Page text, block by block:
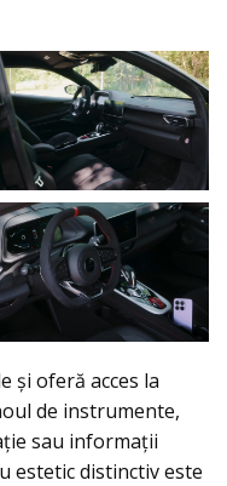
și oferă acces la
de instrumente,
sau informații
estetic distinctiv este